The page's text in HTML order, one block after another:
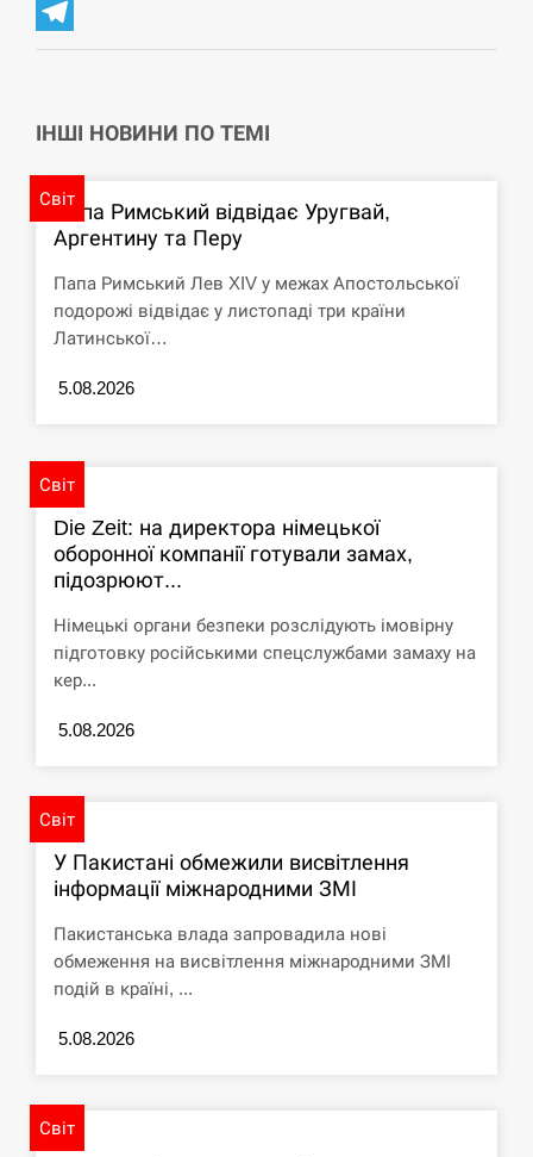
СЕРПЕНЬ
СЕРПЕНЬ
12:40
Латвія готова направити до 20 військових для
розблокування Ормузької протоки
СЕРПЕНЬ
переправу, склады и другие важные объекты…
12:10
циклоспорозу, захворіли понад 10 тисяч…
СЕРПЕНЬ
Под огнем “Эпицентр”, ROZETKA и “Новая
почта”: что известно об…
СЕРПЕНЬ
Россияне ударили “Бардеролями” по Харькову,
ЩЕ...
Messenger
Telegram
ІНШІ НОВИНИ ПО ТЕМІ
Світ
Папа Римський відвідає Уругвай,
Аргентину та Перу
Папа Римський Лев XIV у межах Апостольської
подорожі відвідає у листопаді три країни
Латинської…
5.08.2026
Світ
Die Zeit: на директора німецької
оборонної компанії готували замах,
підозрюют...
Німецькі органи безпеки розслідують імовірну
підготовку російськими спецслужбами замаху на
кер...
5.08.2026
Світ
У Пакистані обмежили висвітлення
інформації міжнародними ЗМІ
Пакистанська влада запровадила нові
обмеження на висвітлення міжнародними ЗМІ
подій в країні, ...
5.08.2026
Світ